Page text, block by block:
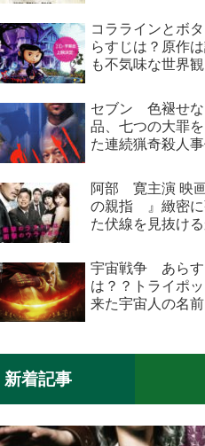
コララインとボ
らすじは？原作
も不気味な世界観
セブン 色褪せな
品、七つの大罪
た連続猟奇殺人
阿部 寛主演 映
の親指 』緻密に
た伏線を見抜ける
宇宙戦争 あらす
は？？トライポ
来た宇宙人の名前
新着記事